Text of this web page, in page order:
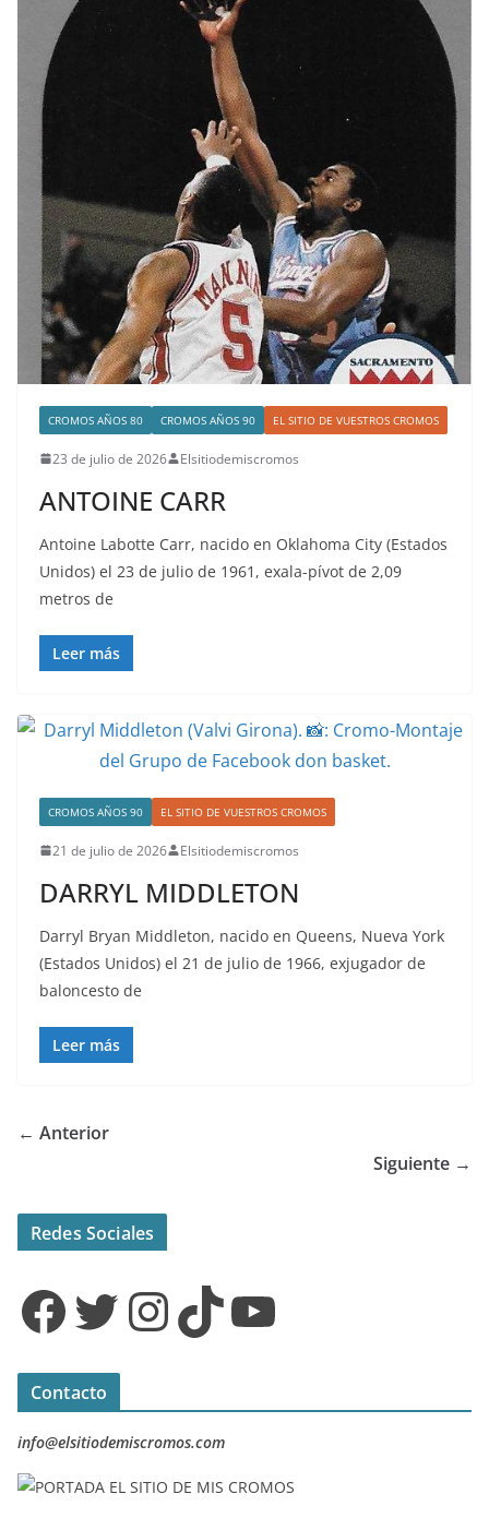
CROMOS AÑOS 80 CROMOS AÑOS 90 EL SITIO DE VUESTROS CROMOS
23 de julio de 2026 Elsitiodemiscromos
ANTOINE CARR
Antoine Labotte Carr, nacido en Oklahoma City (Estados
Unidos) el 23 de julio de 1961, exala-pívot de 2,09
metros de
Leer más
CROMOS AÑOS 90 EL SITIO DE VUESTROS CROMOS
21 de julio de 2026 Elsitiodemiscromos
DARRYL MIDDLETON
Darryl Bryan Middleton, nacido en Queens, Nueva York
(Estados Unidos) el 21 de julio de 1966, exjugador de
baloncesto de
Leer más
← Anterior
Siguiente →
Redes Sociales
Facebook Twitter InstagramTikTok YouTube
Contacto
info@elsitiodemiscromos.com